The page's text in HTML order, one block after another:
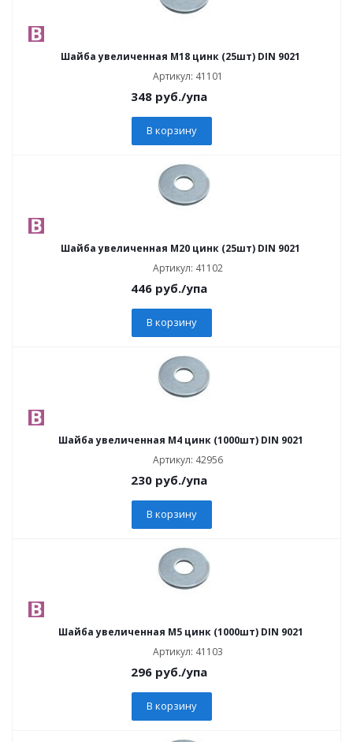
Шайба увеличенная М18 цинк (25шт) DIN 9021
Артикул: 41101
348руб./упа
В корзину
Шайба увеличенная М20 цинк (25шт) DIN 9021
Артикул: 41102
446руб./упа
В корзину
Шайба увеличенная М4 цинк (1000шт) DIN 9021
Артикул: 42956
230руб./упа
В корзину
Шайба увеличенная М5 цинк (1000шт) DIN 9021
Артикул: 41103
296руб./упа
В корзину